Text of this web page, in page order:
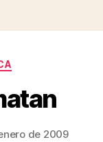
de 2009